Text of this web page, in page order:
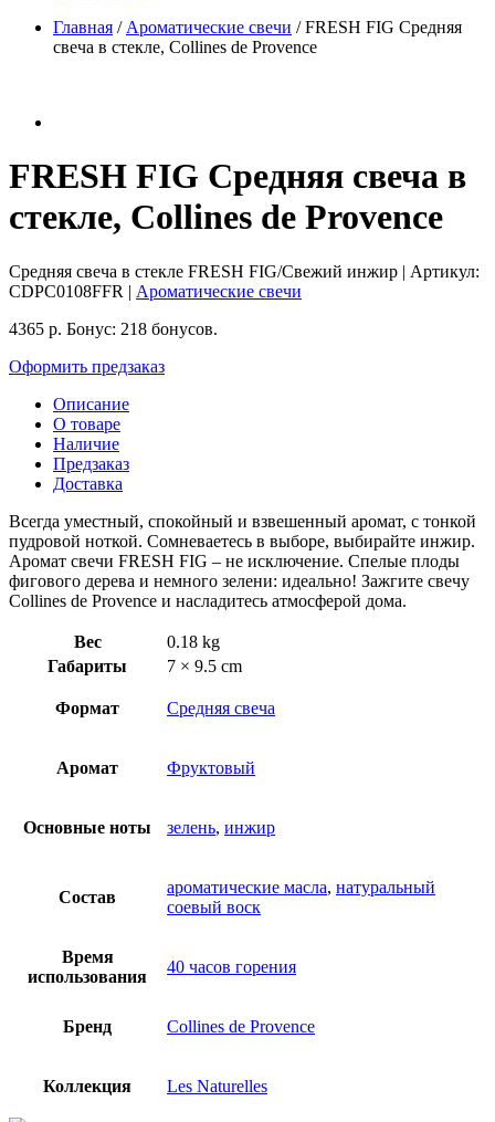
Главная / Ароматические свечи /FRESH FIG Средняя
свеча в стекле, Collines de Provence
FRESH FIG Средняя свеча в
стекле, Collines de Provence
Средняя свеча в стекле FRESH FIG/Свежий инжир | Артикул:
CDPC0108FFR | Ароматические свечи
4365 р. Бонус: 218 бонусов.
Оформить предзаказ
Описание
О товаре
Наличие
Предзаказ
Доставка
Всегда уместный, спокойный и взвешенный аромат, с тонкой
пудровой ноткой. Сомневаетесь в выборе, выбирайте инжир.
Аромат свечи FRESH FIG – не исключение. Спелые плоды
фигового дерева и немного зелени: идеально! Зажгите свечу
Collines de Provence и насладитесь атмосферой дома.
Вес
0.18 kg
Габариты
7 × 9.5 cm
Формат Средняя свеча
Аромат Фруктовый
Основные ноты зелень, инжир
Состав
ароматические масла, натуральный
соевый воск
Время
использования
40 часов горения
Бренд Collines de Provence
Коллекция Les Naturelles